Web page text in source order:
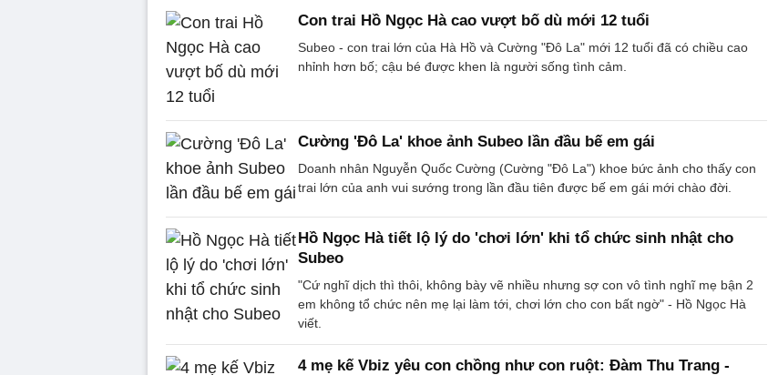
Con trai Hồ Ngọc Hà cao vượt bố dù mới 12 tuổi
Subeo - con trai lớn của Hà Hồ và Cường "Đô La" mới 12 tuổi đã có chiều cao
nhỉnh hơn bố; cậu bé được khen là người sống tình cảm.
Cường 'Đô La' khoe ảnh Subeo lần đầu bế em gái
Doanh nhân Nguyễn Quốc Cường (Cường "Đô La") khoe bức ảnh cho thấy con
trai lớn của anh vui sướng trong lần đầu tiên được bế em gái mới chào đời.
Hồ Ngọc Hà tiết lộ lý do 'chơi lớn' khi tổ chức sinh nhật cho
Subeo
"Cứ nghĩ dịch thì thôi, không bày vẽ nhiều nhưng sợ con vô tình nghĩ mẹ bận 2
em không tổ chức nên mẹ lại làm tới, chơi lớn cho con bất ngờ" - Hồ Ngọc Hà
viết.
4 mẹ kế Vbiz yêu con chồng như con ruột: Đàm Thu Trang -